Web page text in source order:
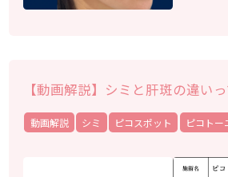
【動画解説】シミと肝斑の違いっ
動画解説 シミ ピコスポット ピコトー